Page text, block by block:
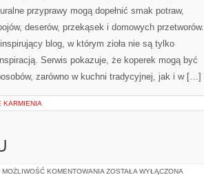
przyprawy mogą dopełnić smak potraw,
deserów, przekąsek i domowych przetworów.
blog, w którym zioła nie są tylko
Serwis pokazuje, że koperek mogą być
zarówno w kuchni tradycyjnej, jak i w […]
KARMIENIA
MOŻLIWOŚĆ KOMENTOWANIA HISTORIA
ZOSTAŁA WYŁĄCZONA